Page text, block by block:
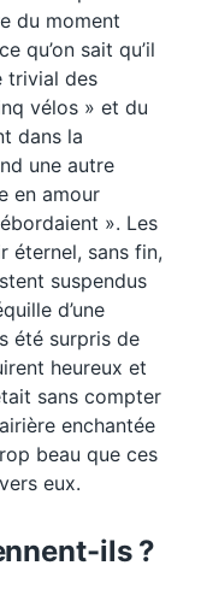
du moment
qu’on sait qu’il
trivial des
vélos » et du
dans la
une autre
en amour
». Les
éternel, sans fin,
suspendus
d’une
été surpris de
heureux et
sans compter
enchantée
beau que ces
eux.
ils ?